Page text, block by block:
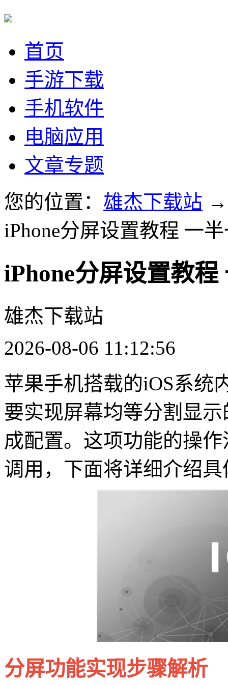
首页
手游下载
手机软件
电脑应用
文章专题
您的位置： 雄杰下载站
iPhone分屏设置教程 一
iPhone分屏设置教
雄杰下载站
2026-08-06 11:12:56
苹果手机搭载的iOS系统
要实现屏幕均等分割显
成配置。这项功能的操
调用，下面将详细介绍
分屏功能实现步骤解析